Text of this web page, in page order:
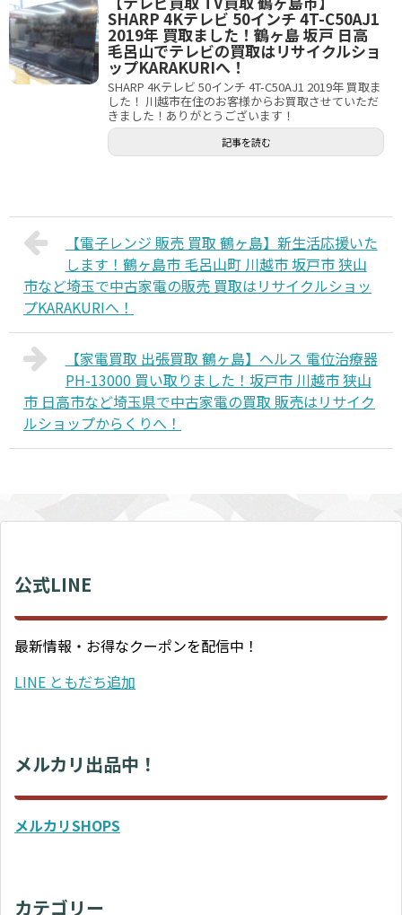
SHARP 4Kテレビ 50インチ 4T-C50AJ1
2019年 買取ました！鶴ヶ島 坂戸 日高
毛呂山でテレビの買取はリサイクルショ
ップKARAKURIへ！
SHARP 4Kテレビ 50インチ 4T-C50AJ1 2019年 買取ま
した！ 川越市在住のお客様からお買取させていただ
きました！ありがとうございます！
記事を読む
【電子レンジ 販売 買取 鶴ヶ島】新生活応援いた
します！鶴ヶ島市 毛呂山町 川越市 坂戸市 狭山
市など埼玉で中古家電の販売 買取はリサイクルショッ
プKARAKURIへ！
【家電買取 出張買取 鶴ヶ島】ヘルス 電位治療器
PH-13000 買い取りました！坂戸市 川越市 狭山
市 日高市など埼玉県で中古家電の買取 販売はリサイク
ルショップからくりへ！
公式LINE
最新情報・お得なクーポンを配信中！
LINE ともだち追加
メルカリ出品中！
メルカリSHOPS
カテゴリー